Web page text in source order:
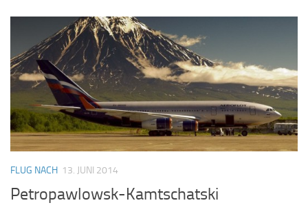
FLUG NACH 13. JUNI 2014
Petropawlowsk-Kamtschatski